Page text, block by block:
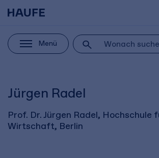
Menü
Jürgen Radel
Prof. Dr. Jürgen Radel, Hochschule
Wirtschaft, Berlin